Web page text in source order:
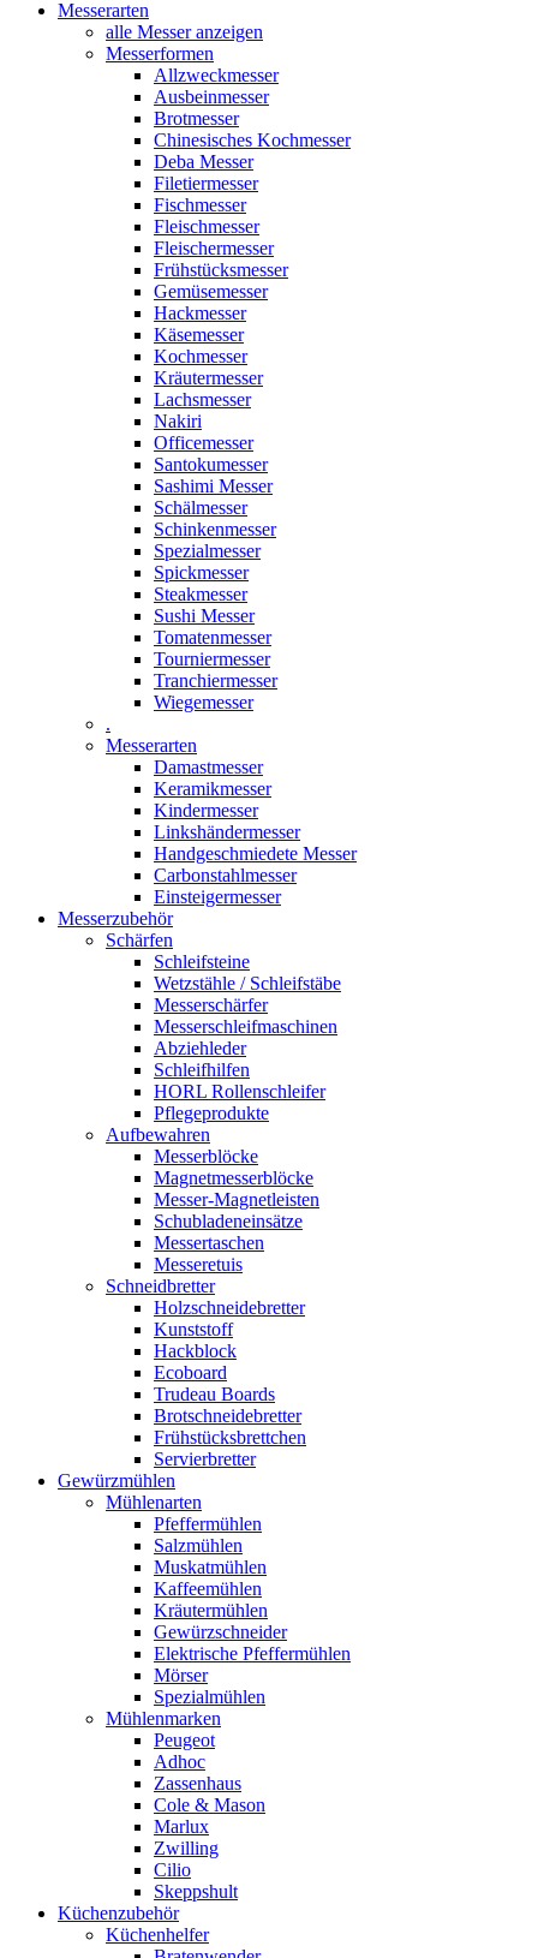
Messerarten
alle Messer anzeigen
Messerformen
Allzweckmesser
Ausbeinmesser
Brotmesser
Chinesisches Kochmesser
Deba Messer
Filetiermesser
Fischmesser
Fleischmesser
Fleischermesser
Frühstücksmesser
Gemüsemesser
Hackmesser
Käsemesser
Kochmesser
Kräutermesser
Lachsmesser
Nakiri
Officemesser
Santokumesser
Sashimi Messer
Schälmesser
Schinkenmesser
Spezialmesser
Spickmesser
Steakmesser
Sushi Messer
Tomatenmesser
Tourniermesser
Tranchiermesser
Wiegemesser
.
Messerarten
Damastmesser
Keramikmesser
Kindermesser
Linkshändermesser
Handgeschmiedete Messer
Carbonstahlmesser
Einsteigermesser
Messerzubehör
Schärfen
Schleifsteine
Wetzstähle / Schleifstäbe
Messerschärfer
Messerschleifmaschinen
Abziehleder
Schleifhilfen
HORL Rollenschleifer
Pflegeprodukte
Aufbewahren
Messerblöcke
Magnetmesserblöcke
Messer-Magnetleisten
Schubladeneinsätze
Messertaschen
Messeretuis
Schneidbretter
Holzschneidebretter
Kunststoff
Hackblock
Ecoboard
Trudeau Boards
Brotschneidebretter
Frühstücksbrettchen
Servierbretter
Gewürzmühlen
Mühlenarten
Pfeffermühlen
Salzmühlen
Muskatmühlen
Kaffeemühlen
Kräutermühlen
Gewürzschneider
Elektrische Pfeffermühlen
Mörser
Spezialmühlen
Mühlenmarken
Peugeot
Adhoc
Zassenhaus
Cole & Mason
Marlux
Zwilling
Cilio
Skeppshult
Küchenzubehör
Küchenhelfer